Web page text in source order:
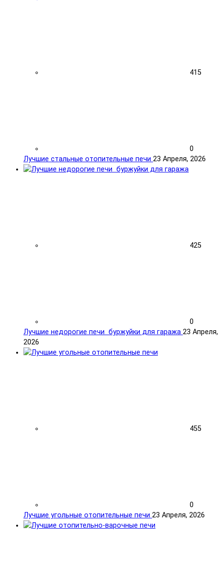
415
0
Лучшие стальные отопительные печи 23 Апреля, 2026
425
0
Лучшие недорогие печи буржуйки для гаража 23 Апреля,
2026
455
0
Лучшие угольные отопительные печи 23 Апреля, 2026